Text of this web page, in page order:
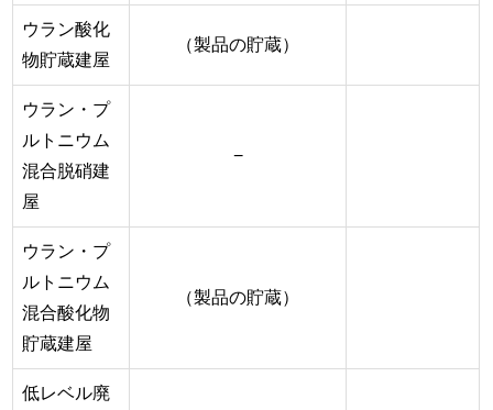
ウラン酸化
物貯蔵建屋
（製品の貯蔵）
ウラン・プ
ルトニウム
混合脱硝建
屋
−
ウラン・プ
ルトニウム
混合酸化物
貯蔵建屋
（製品の貯蔵）
低レベル廃